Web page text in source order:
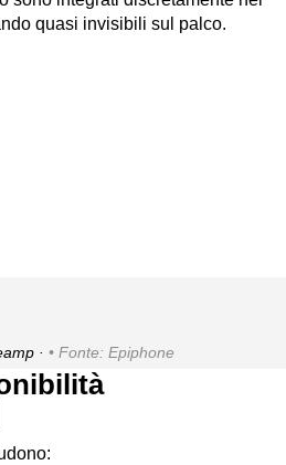
quasi invisibili sul palco.
· Fonte: Epiphone